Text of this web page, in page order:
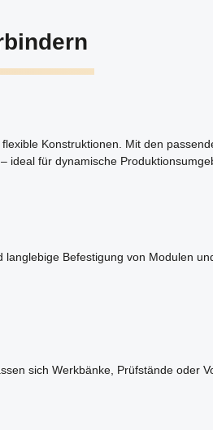
Konstruktionen. Mit den
ideal für dynamische
Befestigung von Modulen
sich Werkbänke, Prüfstände